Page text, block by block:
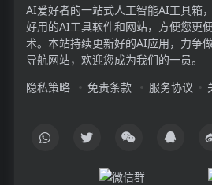
AI爱好者的一站式人工智能AI工具箱
好用的AI工具软件和网站，方便您更
术。本站持续更新好的AI应用，力争
导航网站，欢迎您成为我们的一员。
隐私策略
免责条款 服务协议